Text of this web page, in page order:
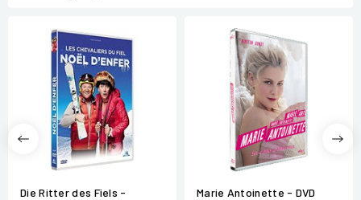
Die Ritter des Fiels -
Marie Antoinette - DVD